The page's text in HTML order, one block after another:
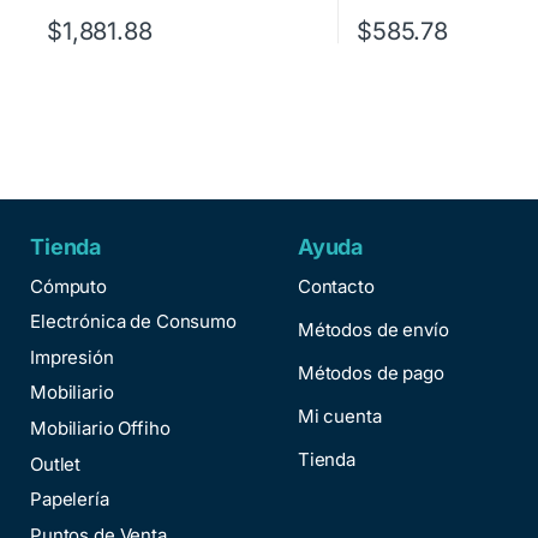
$1,881.88 $585.78
Tienda
Cómputo
Electrónica de Consumo
Impresión
Mobiliario
Mobiliario Offiho
Outlet
Papelería
Ayuda
Contacto
Métodos de envío
Métodos de pago
Mi cuenta
Tienda